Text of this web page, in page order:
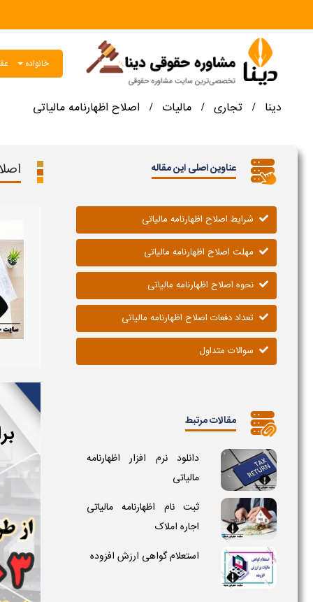
خانواده
دینا / تجاری / مالیات / اصلاح اظهارنامه مالیاتی
عناوین اصلی این مقاله
شرایط اصلاح اظهارنامه مالیاتی​
مهلت اصلاح اظهارنامه مالیاتی
نحوه اصلاح اظهارنامه مالیاتی
تعداد دفعات اصلاح اظهارنامه مالیاتی
سوالات متداول
مقالات مرتبط
دانلود نرم افزار اظهارنامه
مالیاتی
ثبت نام اظهارنامه مالیاتی
اجاره املاک
استعلام گواهی ارزش افزوده